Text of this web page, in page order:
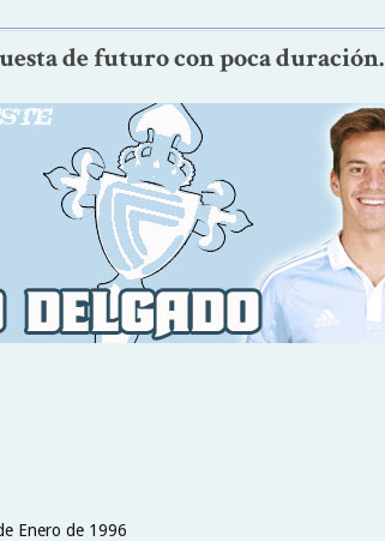
de futuro con poca duración.
Enero de 1996